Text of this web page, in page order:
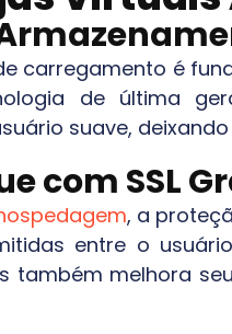
carregamento é
de última
suave,
com SSL
, a
entre o
também melhora